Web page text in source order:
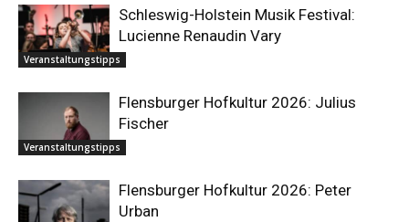
Veranstaltungstipps
Schleswig-Holstein Musik Festival:
Lucienne Renaudin Vary
Veranstaltungstipps
Flensburger Hofkultur 2026: Julius
Fischer
Flensburger Hofkultur 2026: Peter
Urban